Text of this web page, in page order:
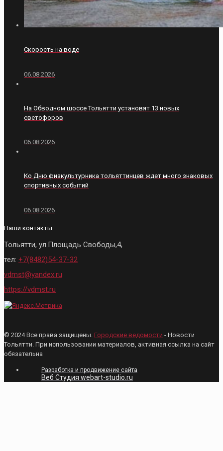
Скорость на воде
06.08.2026
На Обводном шоссе Тольятти установят 13 новых
светофоров
06.08.2026
Ко Дню физкультурника тольяттинцев ждет много знаковых
спортивных событий
06.08.2026
Наши контакты
Тольятти, ул.Площадь Свободы,4,
тел: +7(8482)54-37-32
vdmst@yandex.ru
https://vdmst.ru
© 2024 Все права защищены. Городские ведомости - Новости
Тольятти. При использовании материалов, активная ссылка на сайт
обязательна
Разработка и продвижение сайта
Веб Студия webart-studio.ru